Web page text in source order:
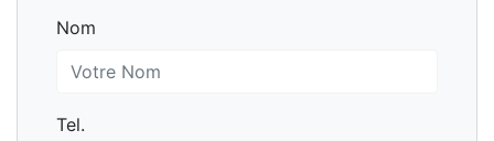
Nom
Nom
Tel.
Tel.